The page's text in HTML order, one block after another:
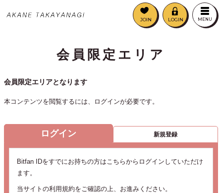
JOIN LOGIN MENU
会員限定エリア
会員限定エリアとなります
本コンテンツを閲覧するには、ログインが必要です。
ログイン 新規登録
Bitfan IDをすでにお持ちの方はこちらからログインしていただけ
ます。
当サイトの利用規約をご確認の上、お進みください。